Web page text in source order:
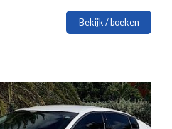
Bekijk / boeken